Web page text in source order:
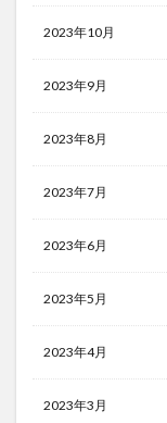
2023年10月
2023年9月
2023年8月
2023年7月
2023年6月
2023年5月
2023年4月
2023年3月